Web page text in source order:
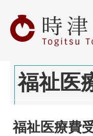
福祉医
福祉医療費